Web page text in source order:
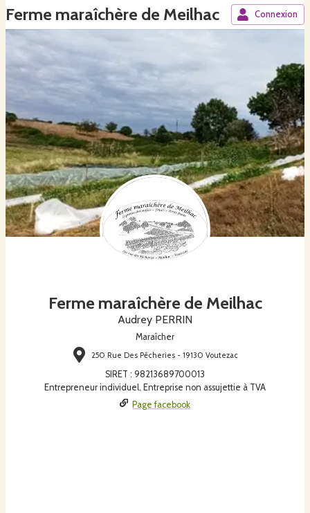
Ferme maraîchère de Meilhac Connexion
Ferme maraîchère de Meilhac
Audrey PERRIN
Maraîcher
250 Rue Des Pêcheries - 19130 Voutezac
SIRET : 98213689700013
Entrepreneur individuel. Entreprise non assujettie à TVA
Page facebook